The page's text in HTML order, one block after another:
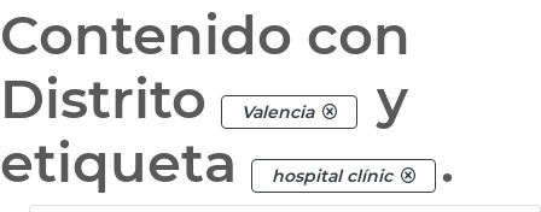
Contenido con
Distrito
Valencia
y
etiqueta
hospital clínic .